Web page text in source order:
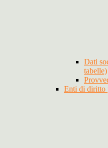
Dati
tabelle)
Enti di diritto